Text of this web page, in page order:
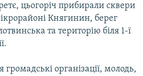
КРИМУ
цьогоріч прибирали сквери
Княгинин, берег
та територію біля 1-ї
громадські організації, молодь,